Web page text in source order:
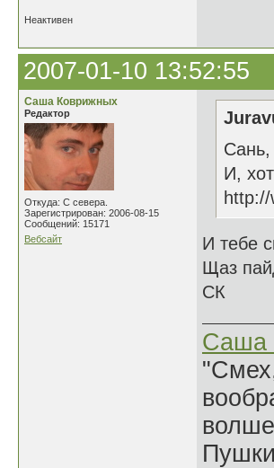
Неактивен
2007-01-10 13:52:55
Саша Коврижных
Редактор
Откуда: С севера.
Зарегистрирован: 2006-08-15
Сообщений: 15171
Вебсайт
И,
И тебе
Щаз
СК
Саша